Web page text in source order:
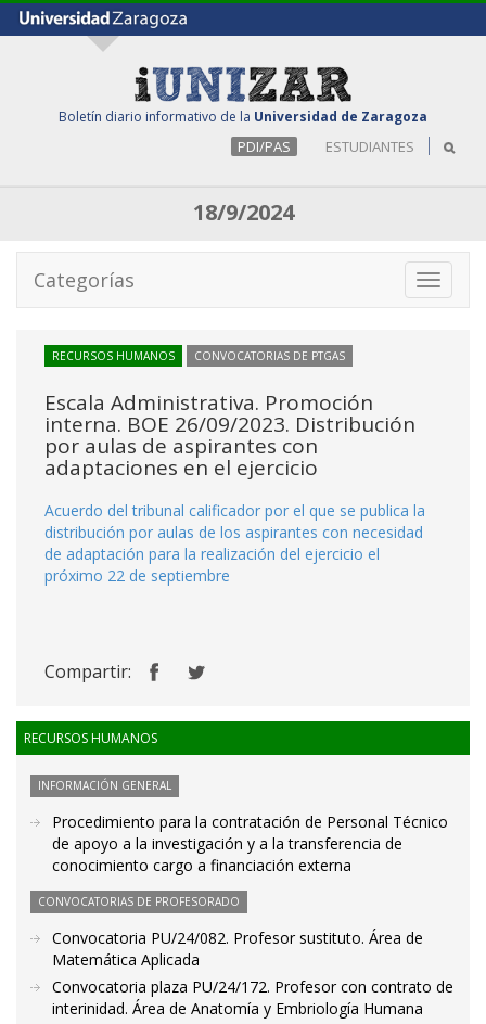
Boletín diario informativo de la Universidad de Zaragoza
PDI/PAS ESTUDIANTES
18/9/2024
Toggle
Categorías
RECURSOS HUMANOS CONVOCATORIAS DE PTGAS
Escala Administrativa. Promoción
interna. BOE 26/09/2023. Distribución
por aulas de aspirantes con
adaptaciones en el ejercicio
Acuerdo del tribunal calificador por el que se publica la
distribución por aulas de los aspirantes con necesidad
de adaptación para la realización del ejercicio el
próximo 22 de septiembre
Compartir:
RECURSOS HUMANOS
INFORMACIÓN GENERAL
Procedimiento para la contratación de Personal Técnico
de apoyo a la investigación y a la transferencia de
conocimiento cargo a financiación externa
CONVOCATORIAS DE PROFESORADO
Convocatoria PU/24/082. Profesor sustituto. Área de
Matemática Aplicada
Convocatoria plaza PU/24/172. Profesor con contrato de
interinidad. Área de Anatomía y Embriología Humana